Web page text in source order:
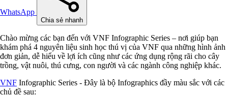
WhatsApp
Chia sẻ nhanh
Chào mừng các bạn đến với VNF Infographic Series – nơi giúp bạn
khám phá 4 nguyên liệu sinh học thú vị của VNF qua những hình ảnh
đơn giản, dễ hiểu về lợi ích cũng như các ứng dụng rộng rãi cho cây
trồng, vật nuôi, thú cưng, con người và các ngành công nghiệp khác.
VNF Infographic Series - Đây là bộ Infographics đầy màu sắc với các
chủ đề sau: